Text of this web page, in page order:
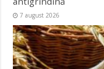
7 august 2026